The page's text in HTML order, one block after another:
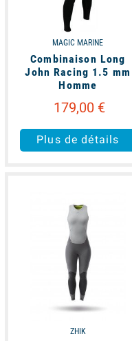
MAGIC MARINE
Combinaison Long
John Racing 1.5 mm
Homme
179,00 €
Plus de détails
ZHIK